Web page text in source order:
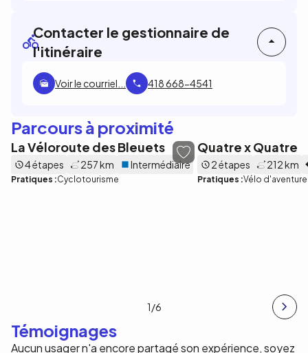
Contacter le gestionnaire de
l'itinéraire
Voir le courriel... 418 668-4541
Parcours à proximité
La Véloroute des Bleuets
4 étapes 257 km Intermédiaire
Pratiques :Cyclotourisme
Quatre x Quatre
2 étapes 212 km
Pratiques :Vélo d'aventure
1/6
Témoignages
Aucun usager n'a encore partagé son expérience, soyez